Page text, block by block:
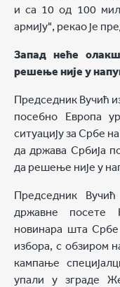
и са 10 од 100
армију", рекао је
Запад неће
решење није у
Председник Вучић
посебно Европа
ситуацију за Србе
да држава Србија
да решење није у
Председник
државне посете
новинара шта
избора, с обзиром
кампање
упали у зграде